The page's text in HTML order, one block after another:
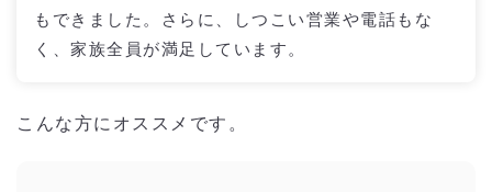
もできました。さらに、しつこい営業や電話もな
く、家族全員が満足しています。
こんな方にオススメです。